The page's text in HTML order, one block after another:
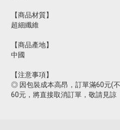
【商品材質】
超細纖維
【商品產地】
中國
【注意事項】
◎ 因包裝成本高昂，訂單滿60元(
60元，將直接取消訂單，敬請見諒